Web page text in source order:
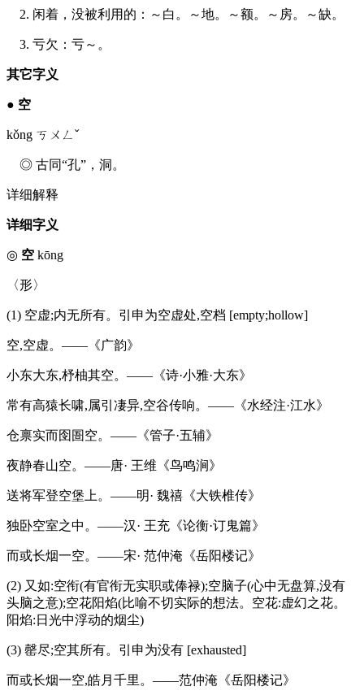
2. 闲着，没被利用的：～白。～地。～额。～房。～缺。
3. 亏欠：亏～。
其它字义
● 空
kǒng ㄎㄨㄥˇ
◎ 古同“孔”，洞。
详细解释
详细字义
◎ 空 kōng
〈形〉
(1) 空虚;内无所有。引申为空虚处,空档 [empty;hollow]
空,空虚。——《广韵》
小东大东,杼柚其空。——《诗·小雅·大东》
常有高猿长啸,属引凄异,空谷传响。——《水经注·江水》
仓禀实而囹圄空。——《管子·五辅》
夜静春山空。——唐· 王维《鸟鸣涧》
送将军登空堡上。——明· 魏禧《大铁椎传》
独卧空室之中。——汉· 王充《论衡·订鬼篇》
而或长烟一空。——宋· 范仲淹《岳阳楼记》
(2) 又如:空衔(有官衔无实职或俸禄);空脑子(心中无盘算,没有
头脑之意);空花阳焰(比喻不切实际的想法。空花:虚幻之花。
阳焰:日光中浮动的烟尘)
(3) 罄尽;空其所有。引申为没有 [exhausted]
而或长烟一空,皓月千里。——范仲淹《岳阳楼记》